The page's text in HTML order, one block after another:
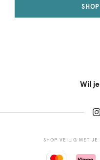
Wil
SHOP VEILIG MET JE